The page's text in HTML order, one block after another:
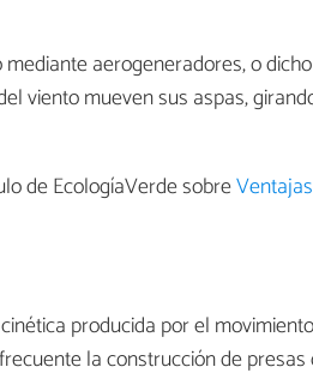
aerogeneradores, o
viento mueven sus aspas,
de EcologíaVerde sobre
producida por el
la construcción de